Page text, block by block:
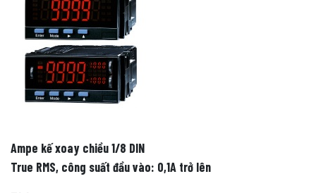
Ampe kế xoay chiều 1/8 DIN
True RMS, công suất đầu vào: 0,1A trở lên